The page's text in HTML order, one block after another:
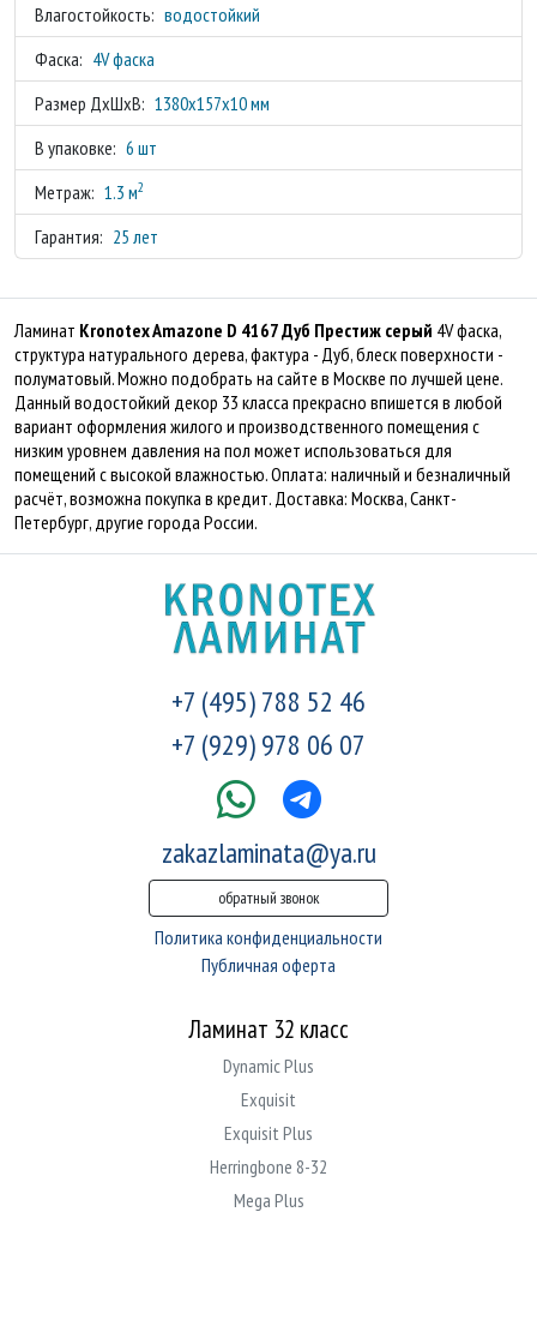
Влагостойкость: водостойкий
Фаска: 4V фаска
Размер ДхШхВ: 1380x157x10 мм
В упаковке: 6 шт
Метраж: 1.3 м2
Гарантия: 25 лет
Ламинат Kronotex Amazone D 4167 Дуб Престиж серый 4V фаска,
структура натурального дерева, фактура - Дуб, блеск поверхности -
полуматовый. Можно подобрать на сайте в Москве по лучшей цене.
Данный водостойкий декор 33 класса прекрасно впишется в любой
вариант оформления жилого и производственного помещения с
низким уровнем давления на пол может использоваться для
помещений с высокой влажностью. Оплата: наличный и безналичный
расчёт, возможна покупка в кредит. Доставка: Москва, Санкт-
Петербург, другие города России.
+7 (495) 788 52 46
+7 (929) 978 06 07
zakazlaminata@ya.ru
обратный звонок
Политика конфиденциальности
Публичная оферта
Ламинат 32 класс
Dynamic Plus
Exquisit
Exquisit Plus
Herringbone 8-32
Mega Plus